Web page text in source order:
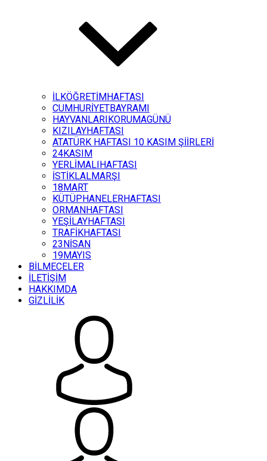
İLKÖĞRETİMHAFTASI
CUMHURİYETBAYRAMI
HAYVANLARIKORUMAGÜNÜ
KIZILAYHAFTASI
ATATÜRK HAFTASI 10 KASIM ŞİİRLERİ
24KASIM
YERLİMALIHAFTASI
İSTİKLALMARŞI
18MART
KÜTÜPHANELERHAFTASI
ORMANHAFTASI
YEŞİLAYHAFTASI
TRAFİKHAFTASI
23NİSAN
19MAYIS
BİLMECELER
İLETİŞİM
HAKKIMDA
GİZLİLİK